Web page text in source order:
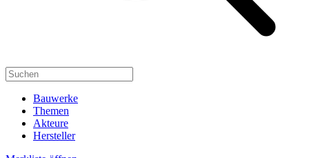
Bauwerke
Themen
Akteure
Hersteller